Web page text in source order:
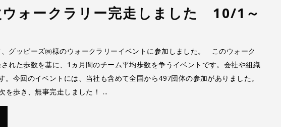
ウォークラリー完走しました 10/1～
、グッピーズ㈱様のウォークラリーイベントに参加しました。 このウォーク
れた歩数を基に、1ヵ月間のチーム平均歩数を争うイベントです。会社や組織
。今回のイベントには、当社も含めて全国から497団体の参加がありました。
を歩き、無事完走しました！